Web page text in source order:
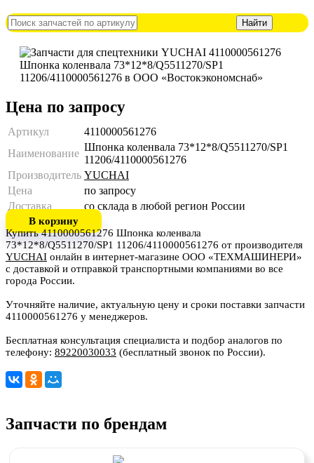
Цена по запросу
Артикул
4110000561276
Наименование
Шпонка коленвала 73*12*8/Q5511270/SP1
11206/4110000561276
Производитель YUCHAI
Цена
по запросу
Доставка
со склада в любой регион России
В корзину
Купить 4110000561276 Шпонка коленвала
73*12*8/Q5511270/SP1 11206/4110000561276 от производителя
YUCHAI онлайн в интернет-магазине ООО «ТЕХМАШИНЕРИ»
с доставкой и отправкой транспортными компаниями во все
города России.
Уточняйте наличие, актуальную цену и сроки поставки запчасти
4110000561276 у менеджеров.
Бесплатная консультация специалиста и подбор аналогов по
телефону: 89220030033 (бесплатный звонок по России).
Запчасти по брендам